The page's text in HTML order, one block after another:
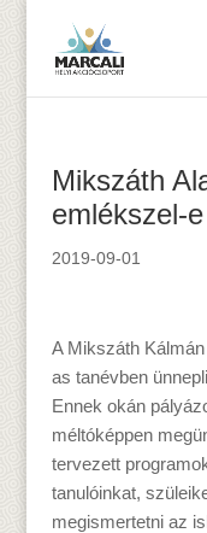
Mikszáth
emlékszel-
2019-09-01
A Mikszáth
as tanévben
Ennek okán
méltóképpen
tervezett
tanulóinkat,
megismertetni az